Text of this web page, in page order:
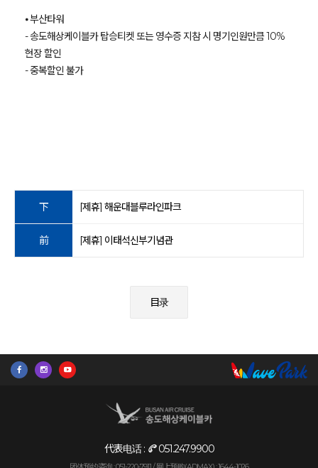
⦁ 부산타워
- 송도해상케이블카 탑승티켓 또는 영수증 지참 시 명기인원만큼 10%
현장 할인
- 중복할인 불가
下 [제휴] 해운대블루라인파크
前 [제휴] 이태석신부기념관
目录
代表电话 : 051.247.9900